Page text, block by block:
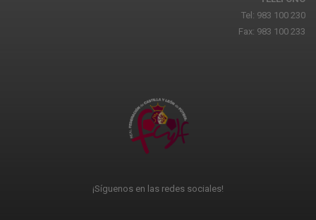
Tel: 983 100 230
Fax: 983 100 233
¡Síguenos en las redes sociales!